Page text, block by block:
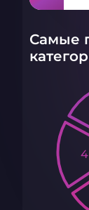
Самые
4